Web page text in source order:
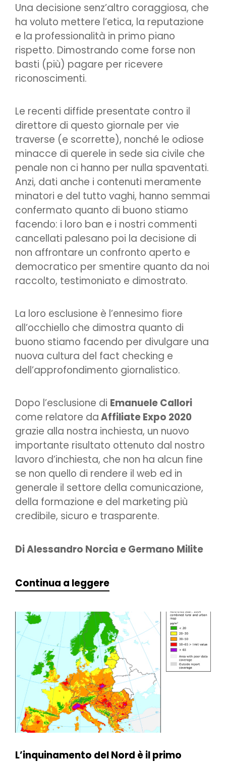
Una decisione senz’altro coraggiosa, che
ha voluto mettere l’etica, la reputazione
e la professionalità in primo piano
rispetto. Dimostrando come forse non
basti (più) pagare per ricevere
riconoscimenti.
Le recenti diffide presentate contro il
direttore di questo giornale per vie
traverse (e scorrette), nonché le odiose
minacce di querele in sede sia civile che
penale non ci hanno per nulla spaventati.
Anzi, dati anche i contenuti meramente
minatori e del tutto vaghi, hanno semmai
confermato quanto di buono stiamo
facendo: i loro ban e i nostri commenti
cancellati palesano poi la decisione di
non affrontare un confronto aperto e
democratico per smentire quanto da noi
raccolto, testimoniato e dimostrato.
La loro esclusione è l’ennesimo fiore
all’occhiello che dimostra quanto di
buono stiamo facendo per divulgare una
nuova cultura del fact checking e
dell’approfondimento giornalistico.
Dopo l’esclusione di Emanuele Callori
come relatore daAffiliate Expo 2020
grazie alla nostra inchiesta, un nuovo
importante risultato ottenuto dal nostro
lavoro d’inchiesta, che non ha alcun fine
se non quello di rendere il web ed in
generale il settore della comunicazione,
della formazione e del marketing più
credibile, sicuro e trasparente.
Di Alessandro Norcia e Germano Milite
Continua a leggere
L’inquinamento del Nord è il primo